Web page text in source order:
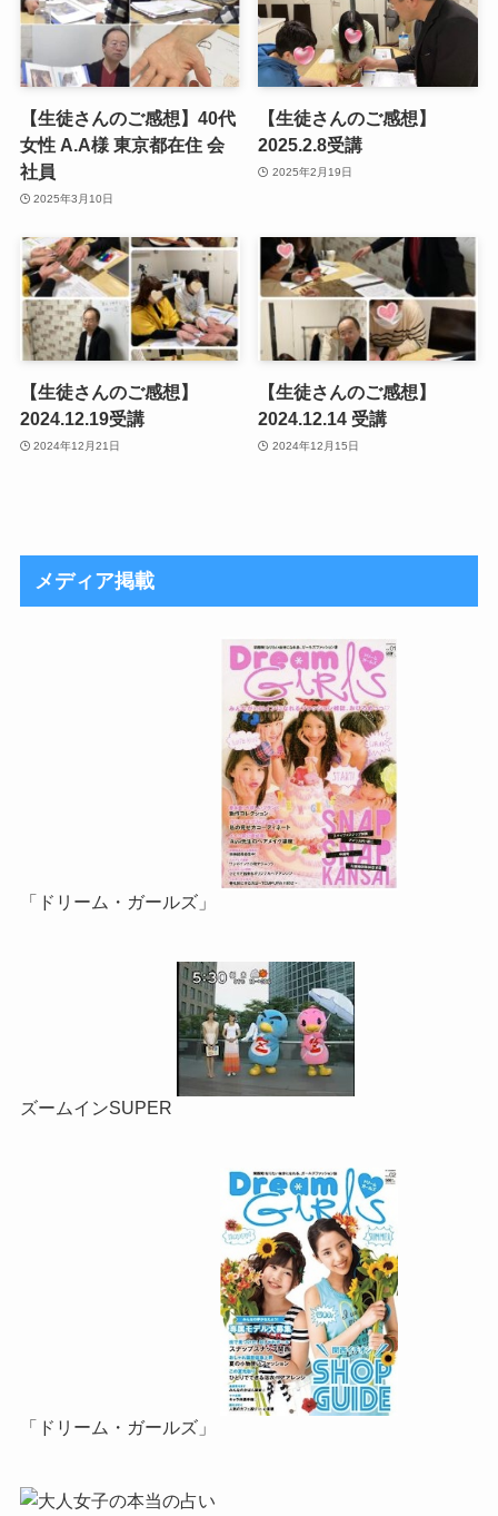
【生徒さんのご感想】40代
女性 A.A様 東京都在住 会
社員
2025年3月10日
【生徒さんのご感想】
2025.2.8受講
2025年2月19日
【生徒さんのご感想】
2024.12.19受講
2024年12月21日
【生徒さんのご感想】
2024.12.14 受講
2024年12月15日
メディア掲載
「ドリーム・ガールズ」
ズームインSUPER
「ドリーム・ガールズ」